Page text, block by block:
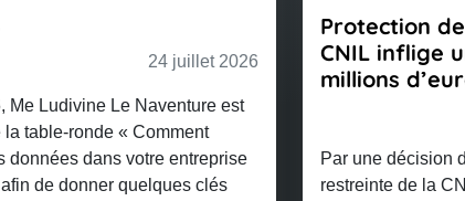
Protection des données de santé : la
CNIL inflige une sanction de 5
millions d’euros à la société IQVIA
Par une décision du 26 mai 2026, la formation
restreinte de la CNIL a prononcé à l’encontre de la